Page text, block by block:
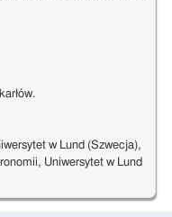
w Lund (Szwecja),
Uniwersytet w Lund